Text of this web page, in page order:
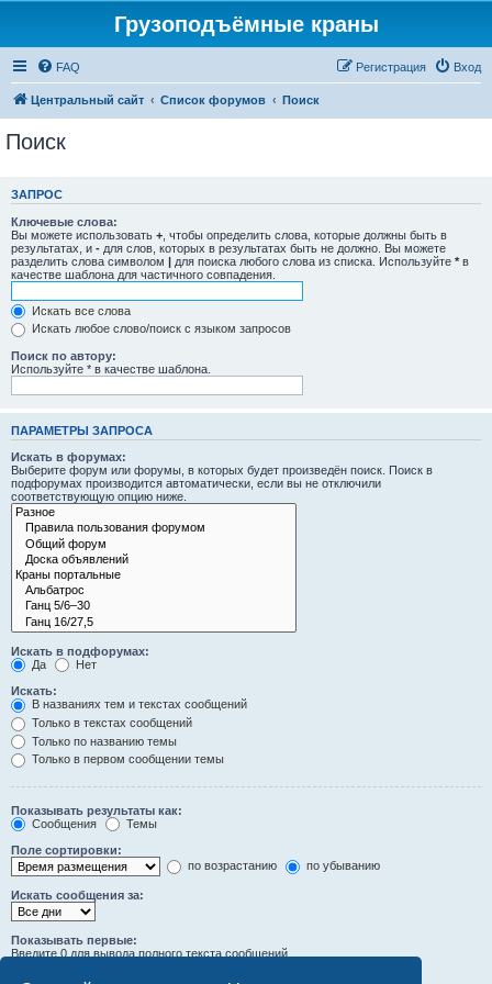
Грузоподъёмные краны
FAQ Вход
Регистрация
Центральный сайт Список форумов Поиск
Поиск
ЗАПРОС
Ключевые слова:
Вы можете использовать + , чтобы определить слова, которые должны быть в
результатах, и - для слов, которых в результатах быть не должно. Вы можете
разделить слова символом | для поиска любого слова из списка. Используйте * в
качестве шаблона для частичного совпадения.
Искать все слова
Искать любое слово/поиск с языком запросов
Поиск по автору:
Используйте * в качестве шаблона.
ПАРАМЕТРЫ ЗАПРОСА
Искать в форумах:
Выберите форум или форумы, в которых будет произведён поиск. Поиск в
подфорумах производится автоматически, если вы не отключили
соответствующую опцию ниже.
Искать в подфорумах:
Да
Нет
Искать:
В названиях тем и текстах сообщений
Только в текстах сообщений
Только по названию темы
Только в первом сообщении темы
Показывать результаты как:
Сообщения
Темы
Поле сортировки:
по возрастанию
по убыванию
Искать сообщения за:
Показывать первые:
Введите 0 для вывода полного текста сообщений.